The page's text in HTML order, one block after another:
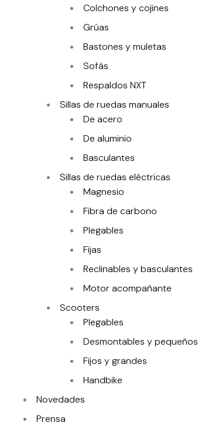
Colchones y cojines
Grúas
Bastones y muletas
Sofás
Respaldos NXT
Sillas de ruedas manuales
De acero
De aluminio
Basculantes
Sillas de ruedas eléctricas
Magnesio
Fibra de carbono
Plegables
Fijas
Reclinables y basculantes
Motor acompañante
Scooters
Plegables
Desmontables y pequeños
Fijos y grandes
Handbike
Novedades
Prensa